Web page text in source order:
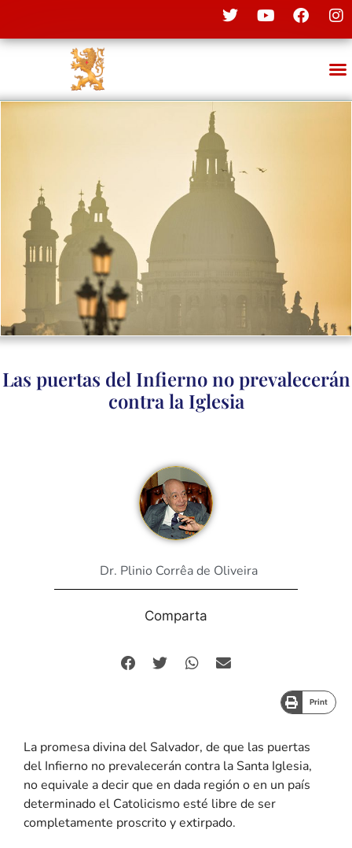
Las puertas del Infierno no prevalecerán
contra la Iglesia
Dr. Plinio Corrêa de Oliveira
Comparta
Print
La promesa divina del Salvador, de que las puertas
del Infierno no prevalecerán contra la Santa Iglesia,
no equivale a decir que en dada región o en un país
determinado el Catolicismo esté libre de ser
completamente proscrito y extirpado.